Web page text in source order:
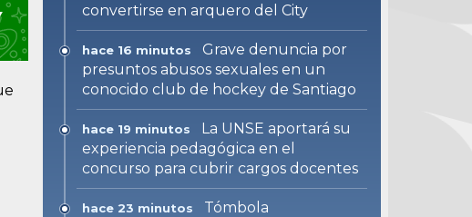
convertirse en arquero del City
hace 16 minutos
Grave denuncia por
presuntos abusos sexuales en un
conocido club de hockey de Santiago
hace 19 minutos
La UNSE aportará su
experiencia pedagógica en el
concurso para cubrir cargos docentes
hace 23 minutos
Tómbola